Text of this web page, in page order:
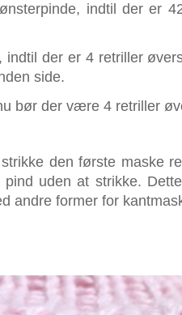
indtil der er
der er 4 retriller
side.
bør der være 4 retriller
den første maske
pind uden at strikke.
andre former for